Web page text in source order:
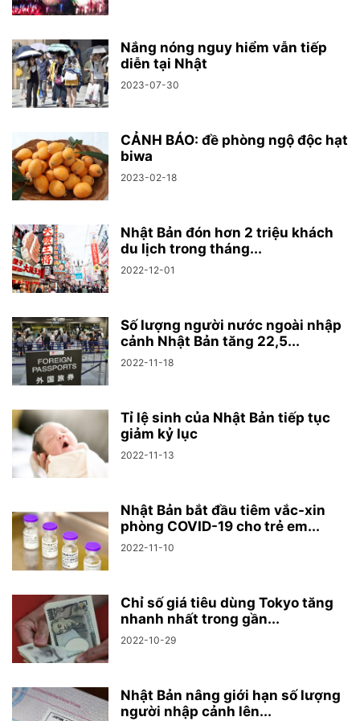
Nắng nóng nguy hiểm vẫn tiếp
diễn tại Nhật
2023-07-30
CẢNH BÁO: đề phòng ngộ độc hạt
biwa
2023-02-18
Nhật Bản đón hơn 2 triệu khách
du lịch trong tháng...
2022-12-01
Số lượng người nước ngoài nhập
cảnh Nhật Bản tăng 22,5...
2022-11-18
Tỉ lệ sinh của Nhật Bản tiếp tục
giảm kỷ lục
2022-11-13
Nhật Bản bắt đầu tiêm vắc-xin
phòng COVID-19 cho trẻ em...
2022-11-10
Chỉ số giá tiêu dùng Tokyo tăng
nhanh nhất trong gần...
2022-10-29
Nhật Bản nâng giới hạn số lượng
người nhập cảnh lên...